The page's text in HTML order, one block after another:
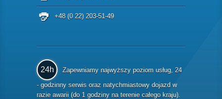
+48 (0 22) 203-51-49
24h
Zapewniamy najwyższy poziom usług, 24
- godzinny serwis oraz natychmiastowy dojazd w
razie awarii (do 1 godziny na terenie całego kraju).